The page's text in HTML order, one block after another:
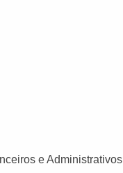
e Administrativos